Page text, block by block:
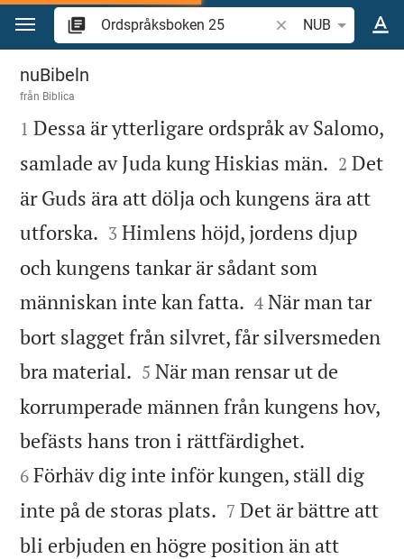
Hoppa till innehåll
Sök bibelvers eller
NUB
Ordspråksboken 25
nuBibeln
från Biblica

1 Dessa är ytterligare ordspråk av Salomo,
samlade av Juda kung Hiskias män. 

2 Det
är Guds ära att dölja och kungens ära att
utforska. 

3 Himlens höjd, jordens djup
och kungens tankar är sådant som
människan inte kan fatta. 

4 När man tar
bort slagget från silvret, får silversmeden
bra material. 

5 När man rensar ut de
korrumperade männen från kungens hov,
befästs hans tron i rättfärdighet.
6 Förhäv dig inte inför kungen, ställ dig
inte på de storas plats. 

7 Det är bättre att
bli erbjuden en högre position än att